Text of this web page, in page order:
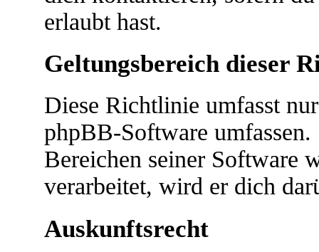
erlaubt hast.
Geltungsbereich dieser
Diese Richtlinie umfasst
phpBB-Software
Bereichen seiner Software
verarbeitet, wird er dich
Auskunftsrecht